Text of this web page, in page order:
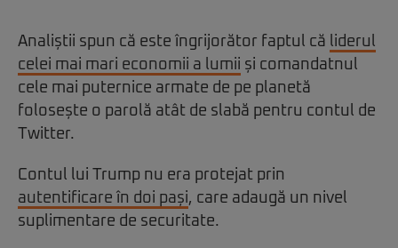
Analiștii spun că este îngrijorător faptul că liderul
celei mai mari economii a lumii și comandatnul
cele mai puternice armate de pe planetă
folosește o parolă atât de slabă pentru contul de
Twitter.
Contul lui Trump nu era protejat prin
autentificare în doi pași, care adaugă un nivel
suplimentare de securitate.